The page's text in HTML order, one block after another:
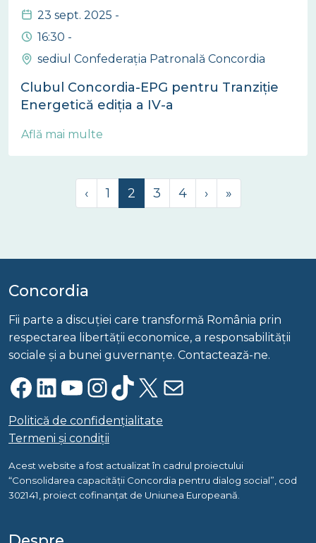
23 sept. 2025 -
16:30 -
sediul Confederația Patronală Concordia
Clubul Concordia-EPG pentru Tranziție
Energetică ediția a IV-a
Află mai multe
‹ Page
1 Current Page
2 Page
3 Page
4 › »
Concordia
Fii parte a discuției care transformă România prin
respectarea libertății economice, a responsabilității
sociale și a bunei guvernanțe. Contactează-ne.
Facebook LinkedIn YouTube InstagramTikTok X Mail
Politică de confidențialitate
Termeni și condiții
Acest website a fost actualizat în cadrul proiectului
“Consolidarea capacității Concordia pentru dialog social”, cod
302141, proiect cofinanțat de Uniunea Europeană.